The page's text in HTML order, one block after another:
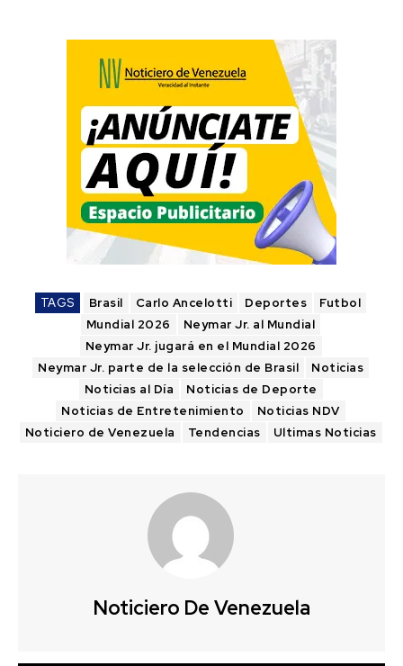
TAGS Brasil Carlo Ancelotti Deportes
Futbol
Mundial 2026
Neymar Jr. al Mundial
Neymar Jr. jugará en el Mundial 2026
Neymar Jr. parte de la selección de Brasil
Noticias
Noticias al Día
Noticias de Deporte
Noticias de Entretenimiento
Noticias NDV
Noticiero de Venezuela
Tendencias Ultimas Noticias
Noticiero De Venezuela